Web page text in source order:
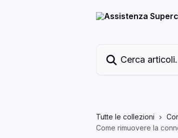
Tutte le collezioni
Come rimuovere la